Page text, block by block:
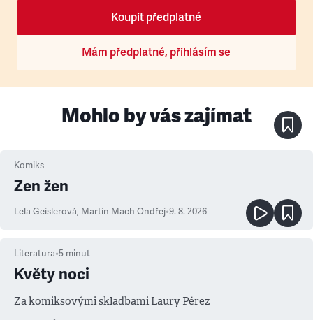
Koupit předplatné
Mám předplatné, přihlásím se
Mohlo by vás zajímat
Komiks
Zen žen
Lela Geislerová, Martin Mach Ondřej•9. 8. 2026
Literatura•5 minut
Květy noci
Za komiksovými skladbami Laury Pérez